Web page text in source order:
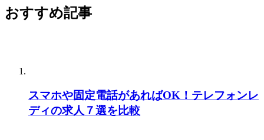
おすすめ記事
スマホや固定電話があればOK！テレフォンレ
ディの求人７選を比較